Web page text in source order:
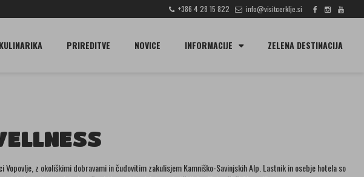
+386 4 28 15 822 info@visitcerklje.si
KULINARIKA PRIREDITVE NOVICE INFORMACIJE ZELENA DESTINACIJA
Vopovlje, z okoliškimi dobravami in čudovitim zakulisjem Kamniško-Savinjskih Alp. Lastnik in osebje hotela so